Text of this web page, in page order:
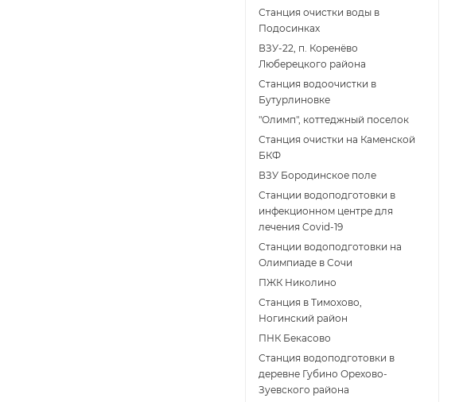
Станция очистки воды в
Подосинках
ВЗУ-22, п. Коренёво
Люберецкого района
Станция водоочистки в
Бутурлиновке
"Олимп", коттеджный поселок
Станция очистки на Каменской
БКФ
ВЗУ Бородинское поле
Станции водоподготовки в
инфекционном центре для
лечения Covid-19
Станции водоподготовки на
Олимпиаде в Сочи
ПЖК Николино
Станция в Тимохово,
Ногинский район
ПНК Бекасово
Станция водоподготовки в
деревне Губино Орехово-
Зуевского района